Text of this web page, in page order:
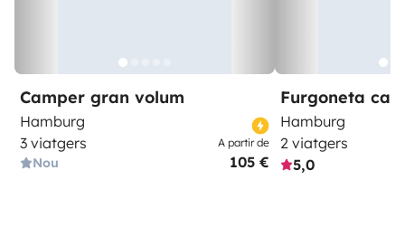
Camper gran volum
Hamburg
3 viatgers
Nou
A partir de
105 €
Furgoneta
Hamburg
2 viatgers
5,0